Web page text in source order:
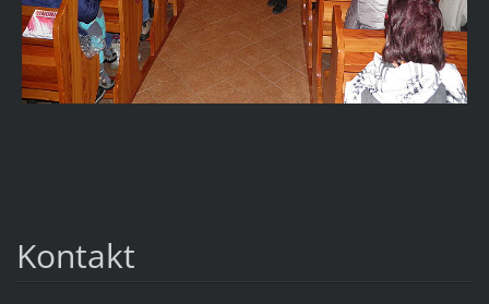
Kontakt